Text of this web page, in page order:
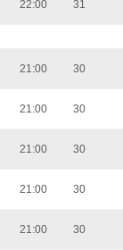
22:00 31
21:00 30
21:00 30
21:00 30
21:00 30
21:00 30